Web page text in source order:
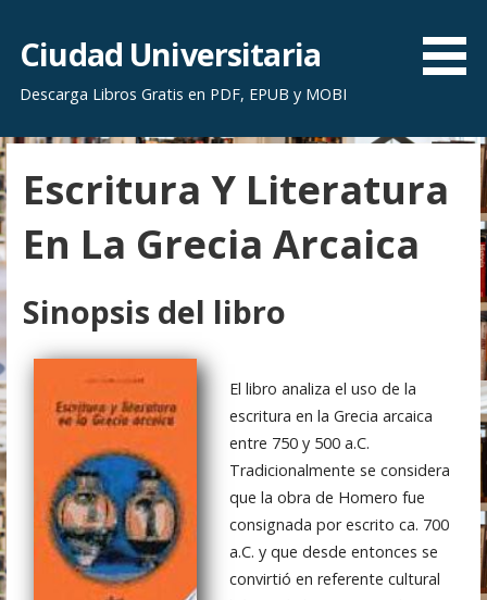
r
a
l
c
o
n
e
n
i
d
o
Ciudad Universitaria
Descarga Libros Gratis en PDF, EPUB y MOBI
Escritura Y Literatura
En La Grecia Arcaica
Sinopsis del libro
El libro analiza el uso de la
escritura en la Grecia arcaica
entre 750 y 500 a.C.
Tradicionalmente se considera
que la obra de Homero fue
consignada por escrito ca. 700
a.C. y que desde entonces se
convirtió en referente cultural